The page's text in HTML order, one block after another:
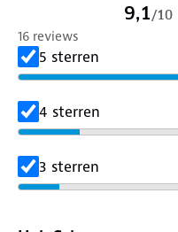
9,1/10
16 reviews
5 sterren
4 sterren
3 sterren